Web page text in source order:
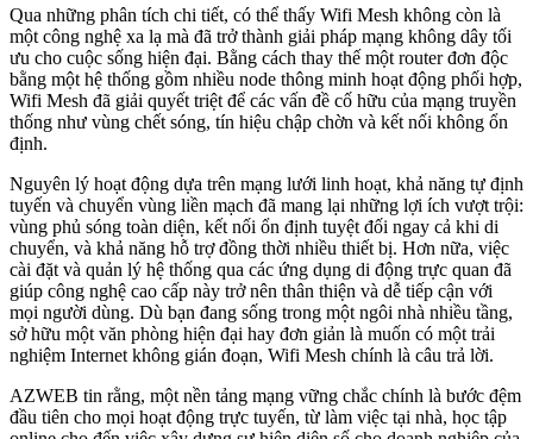
Qua những phân tích chi tiết, có thể thấy Wifi Mesh không còn là
một công nghệ xa lạ mà đã trở thành giải pháp mạng không dây tối
ưu cho cuộc sống hiện đại. Bằng cách thay thế một router đơn độc
bằng một hệ thống gồm nhiều node thông minh hoạt động phối hợp,
Wifi Mesh đã giải quyết triệt để các vấn đề cố hữu của mạng truyền
thống như vùng chết sóng, tín hiệu chập chờn và kết nối không ổn
định.
Nguyên lý hoạt động dựa trên mạng lưới linh hoạt, khả năng tự định
tuyến và chuyển vùng liền mạch đã mang lại những lợi ích vượt trội:
vùng phủ sóng toàn diện, kết nối ổn định tuyệt đối ngay cả khi di
chuyển, và khả năng hỗ trợ đồng thời nhiều thiết bị. Hơn nữa, việc
cài đặt và quản lý hệ thống qua các ứng dụng di động trực quan đã
giúp công nghệ cao cấp này trở nên thân thiện và dễ tiếp cận với
mọi người dùng. Dù bạn đang sống trong một ngôi nhà nhiều tầng,
sở hữu một văn phòng hiện đại hay đơn giản là muốn có một trải
nghiệm Internet không gián đoạn, Wifi Mesh chính là câu trả lời.
AZWEB tin rằng, một nền tảng mạng vững chắc chính là bước đệm
đầu tiên cho mọi hoạt động trực tuyến, từ làm việc tại nhà, học tập